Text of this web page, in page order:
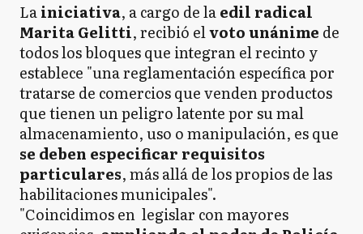
Lainiciativa, a cargo de laedil radical
Marita Gelitti, recibió elvoto unánime de
todos los bloques que integran el recinto y
establece "una reglamentación específica por
tratarse de comercios que venden productos
que tienen un peligro latente por su mal
almacenamiento, uso o manipulación, es que
se deben especificar requisitos
particulares, más allá de los propios de las
habilitaciones municipales".
"Coincidimos en legislar con mayores